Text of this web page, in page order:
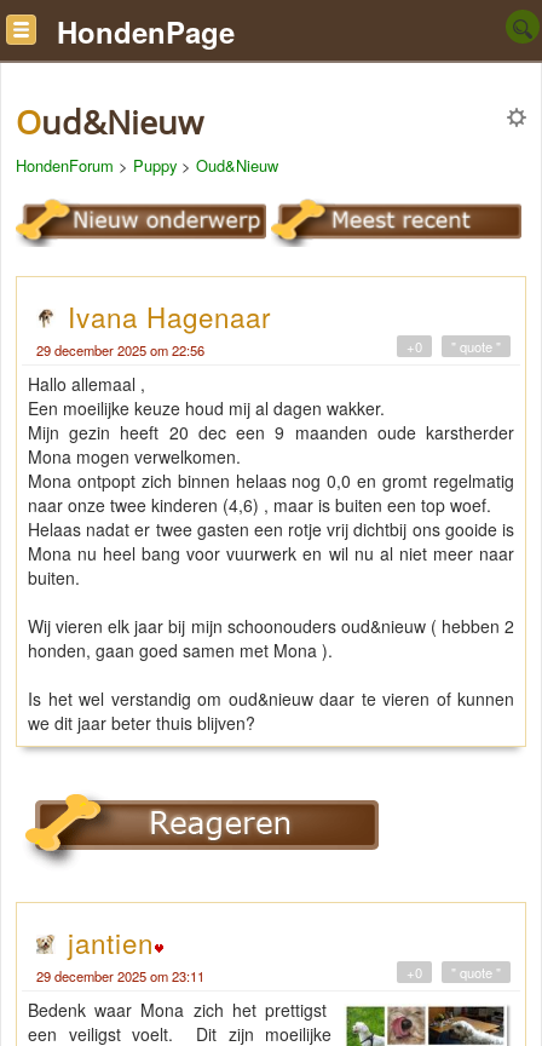
HondenPage
Oud&Nieuw
HondenForum > Puppy > Oud&Nieuw
Ivana Hagenaar
29 december 2025 om 22:56 " quote "
+0
Hallo allemaal ,
Een moeilijke keuze houd mij al dagen wakker.
Mijn gezin heeft 20 dec een 9 maanden oude karstherder
Mona mogen verwelkomen.
Mona ontpopt zich binnen helaas nog 0,0 en gromt regelmatig
naar onze twee kinderen (4,6) , maar is buiten een top woef.
Helaas nadat er twee gasten een rotje vrij dichtbij ons gooide is
Mona nu heel bang voor vuurwerk en wil nu al niet meer naar
buiten.
Wij vieren elk jaar bij mijn schoonouders oud&nieuw ( hebben 2
honden, gaan goed samen met Mona ).
Is het wel verstandig om oud&nieuw daar te vieren of kunnen
we dit jaar beter thuis blijven?
jantien
29 december 2025 om 23:11 " quote "
+0
Bedenk waar Mona zich het prettigst
een veiligst voelt. Dit zijn moeilijke